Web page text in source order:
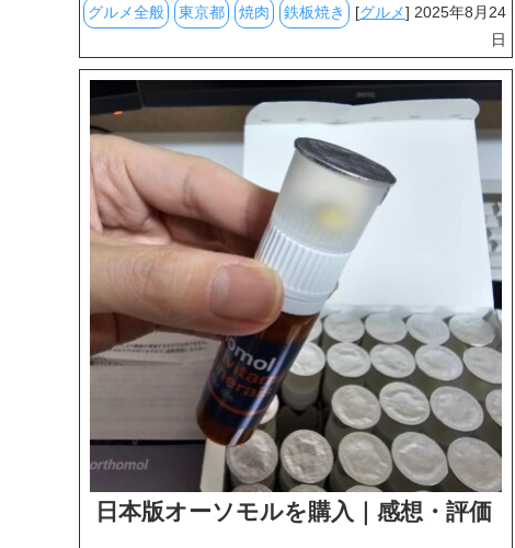
グルメ全般 東京都 焼肉 鉄板焼き [グルメ] 2025年8月24
日
日本版オーソモルを購入｜感想・評価